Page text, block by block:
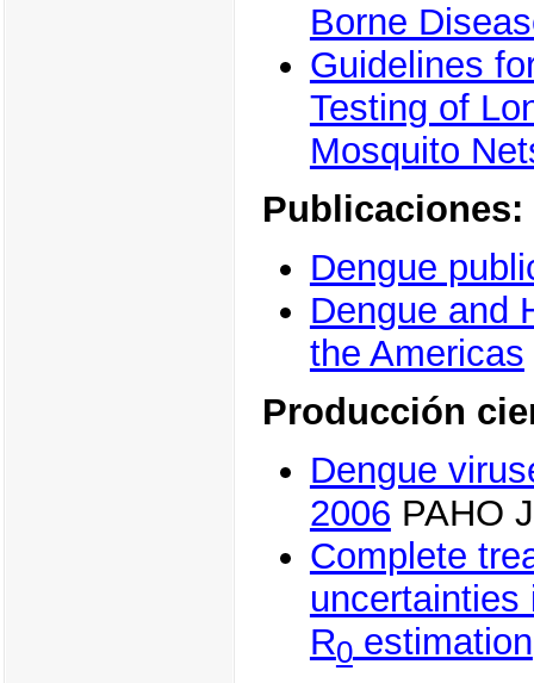
Borne
Guidelines
Testing of
Mosquito
Publicaciones:
Dengue
Dengue and
the Americas
Producción
Dengue
2006 PAHO
Complete
uncertainties
R0estimation